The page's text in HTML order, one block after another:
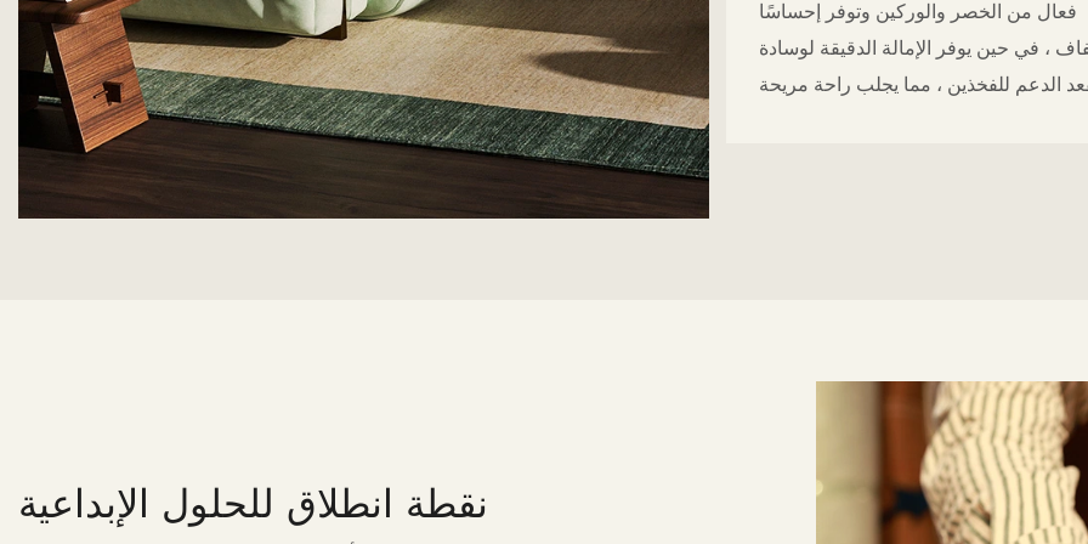
فعال من الخصر والوركين وتوفر إحساسًا
، في حين يوفر الإمالة الدقيقة لوسادة
الدعم للفخذين ، مما يجلب راحة مريحة
نقطة انطلاق للحلول الإبداعية